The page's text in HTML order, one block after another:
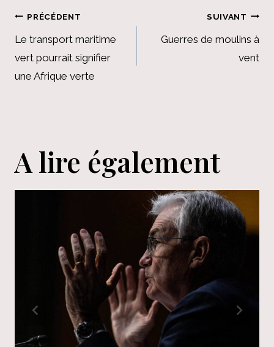
Navigation
de
l’article
PRÉCÉDENT
Le transport maritime
vert pourrait signifier
une Afrique verte
SUIVANT
Guerres de moulins à
vent
A lire également